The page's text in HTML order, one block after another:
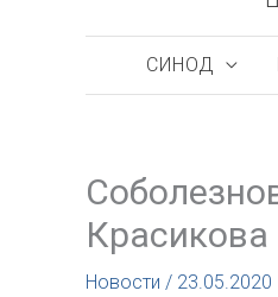
СИНОД
Красикова
Новости / 23.05.2020